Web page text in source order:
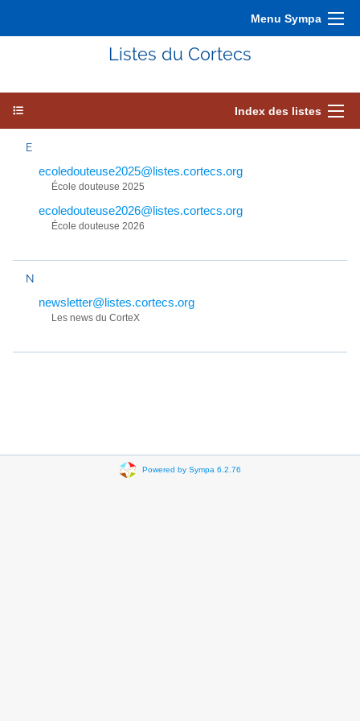
Menu Sympa
Listes du Cortecs
Index des listes
E
ecoledouteuse2025@listes.cortecs.org
École douteuse 2025
ecoledouteuse2026@listes.cortecs.org
École douteuse 2026
N
newsletter@listes.cortecs.org
Les news du CorteX
Powered by Sympa 6.2.76